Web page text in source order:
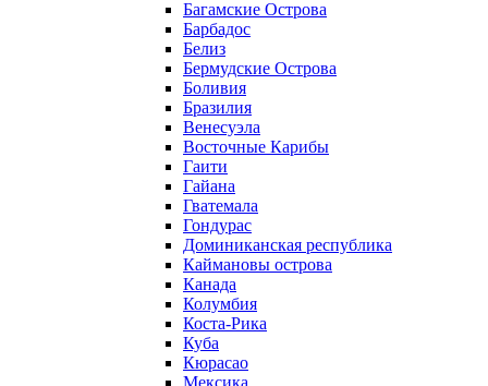
Багамские Острова
Барбадос
Белиз
Бермудские Острова
Боливия
Бразилия
Венесуэла
Восточные Карибы
Гаити
Гайана
Гватемала
Гондурас
Доминиканская республика
Каймановы острова
Канада
Колумбия
Коста-Рика
Куба
Кюрасао
Мексика